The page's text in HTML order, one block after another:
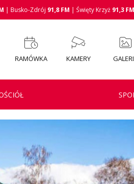
| Busko-Zdrój 91,8 FM | Święty Krzyż 91,3 FM
RAMÓWKA KAMERY